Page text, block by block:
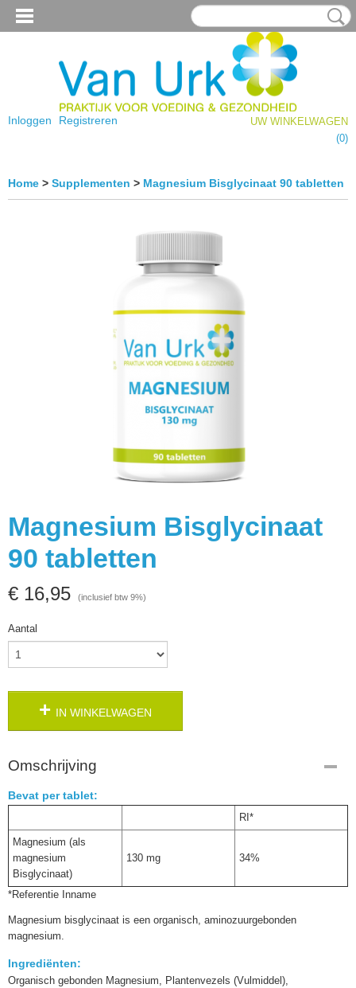
Inloggen Registreren
UW WINKELWAGEN
(0)
Home > Supplementen > Magnesium Bisglycinaat 90 tabletten
Magnesium Bisglycinaat
90 tabletten
€ 16,95 (inclusief btw 9%)
Aantal
IN WINKELWAGEN
Omschrijving
Bevat per tablet:
RI*
Magnesium (als
magnesium
Bisglycinaat)
130 mg 34%
*Referentie Inname
Magnesium bisglycinaat is een organisch, aminozuurgebonden
magnesium.
Ingrediënten:
Organisch gebonden Magnesium, Plantenvezels (Vulmiddel),